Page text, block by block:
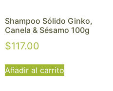
Shampoo Sólido Ginko,
Canela & Sésamo 100g
$117.00
Añadir al carrito